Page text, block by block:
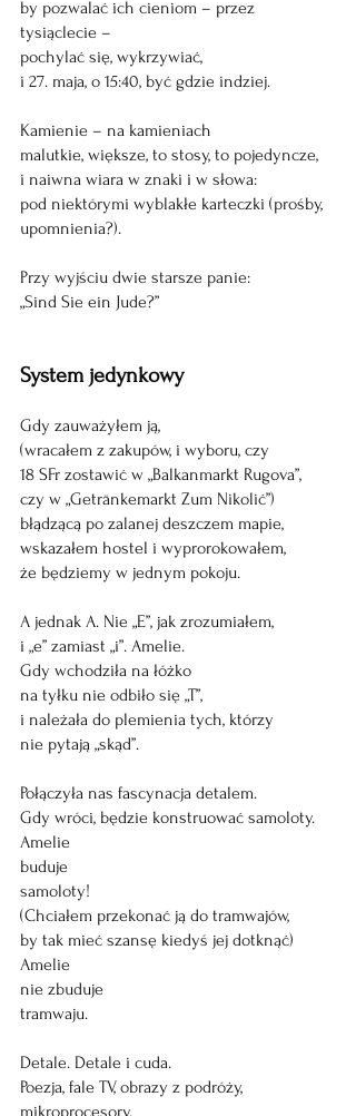
by pozwalać ich cieniom – przez
tysiąclecie –
pochylać się, wykrzywiać,
i 27. maja, o 15:40, być gdzie indziej.
Kamienie – na kamieniach
malutkie, większe, to stosy, to pojedyncze,
i naiwna wiara w znaki i w słowa:
pod niektórymi wyblakłe karteczki (prośby,
upomnienia?).
Przy wyjściu dwie starsze panie:
„Sind Sie ein Jude?”
System jedynkowy
Gdy zauważyłem ją,
(wracałem z zakupów, i wyboru, czy
18 SFr zostawić w „Balkanmarkt Rugova”,
czy w „Getränkemarkt Zum Nikolić”)
błądzącą po zalanej deszczem mapie,
wskazałem hostel i wyprorokowałem,
że będziemy w jednym pokoju.
A jednak A. Nie „E”, jak zrozumiałem,
i „e” zamiast „i”. Amelie.
Gdy wchodziła na łóżko
na tyłku nie odbiło się „T”,
i należała do plemienia tych, którzy
nie pytają „skąd”.
Połączyła nas fascynacja detalem.
Gdy wróci, będzie konstruować samoloty.
Amelie
buduje
samoloty!
(Chciałem przekonać ją do tramwajów,
by tak mieć szansę kiedyś jej dotknąć)
Amelie
nie zbuduje
tramwaju.
Detale. Detale i cuda.
Poezja, fale TV, obrazy z podróży,
mikroprocesory.